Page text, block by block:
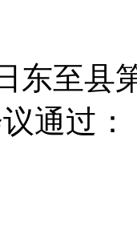
东至县
通过：